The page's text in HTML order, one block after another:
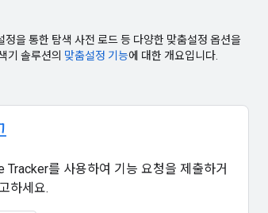
을 통한 탐색 사전 로드 등 다양한 맞춤설정 옵션을
기 솔루션의 맞춤설정 기능에 대한 개요입니다.
Tracker를 사용하여 기능 요청을 제출하거
하세요.